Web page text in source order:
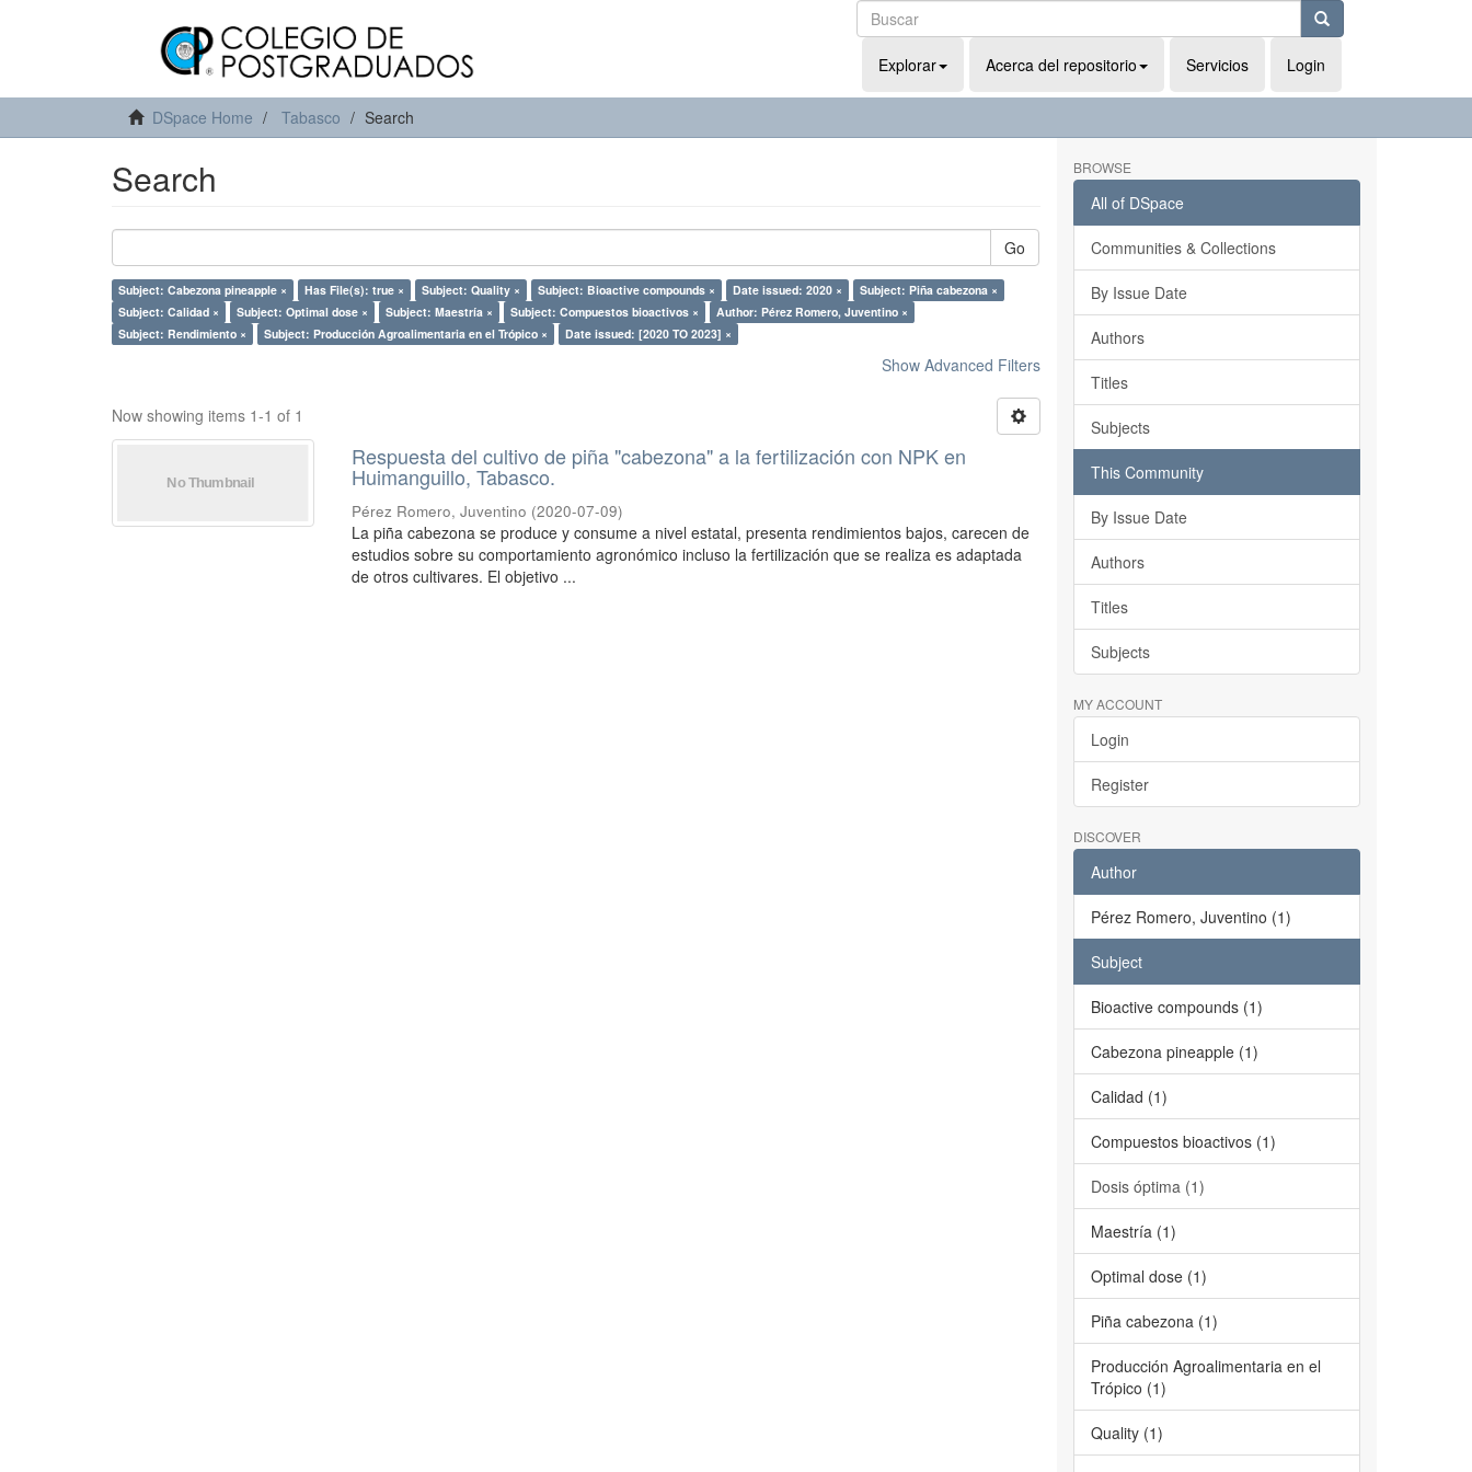
Explorar Acerca del repositorio Servicios Login
DSpace Home Tabasco Search
Search
Go
Subject: Cabezona pineapple × Has File(s): true × Subject: Quality × Subject: Bioactive compounds × Date issued: 2020 ×
Subject: Piña cabezona ×
Subject: Calidad ×
Subject: Optimal dose × Subject: Maestría × Subject: Compuestos bioactivos ×
Author: Pérez Romero, Juventino ×
Subject: Rendimiento ×
Subject: Producción Agroalimentaria en el Trópico × Date issued: [2020 TO 2023] ×
Show Advanced Filters
Now showing items 1-1 of 1
Respuesta del cultivo de piña "cabezona" a la fertilización con NPK en
Huimanguillo, Tabasco.
Pérez Romero, Juventino (2020-07-09)
La piña cabezona se produce y consume a nivel estatal, presenta rendimientos bajos, carecen de
estudios sobre su comportamiento agronómico incluso la fertilización que se realiza es adaptada
de otros cultivares. El objetivo ...
BROWSE
All of DSpace
Communities & Collections
By Issue Date
Authors
Titles
Subjects
This Community
By Issue Date
Authors
Titles
Subjects
MY ACCOUNT
Login
Register
DISCOVER
Author
Pérez Romero, Juventino (1)
Subject
Bioactive compounds (1)
Cabezona pineapple (1)
Calidad (1)
Compuestos bioactivos (1)
Dosis óptima (1)
Maestría (1)
Optimal dose (1)
Piña cabezona (1)
Producción Agroalimentaria en el
Trópico (1)
Quality (1)